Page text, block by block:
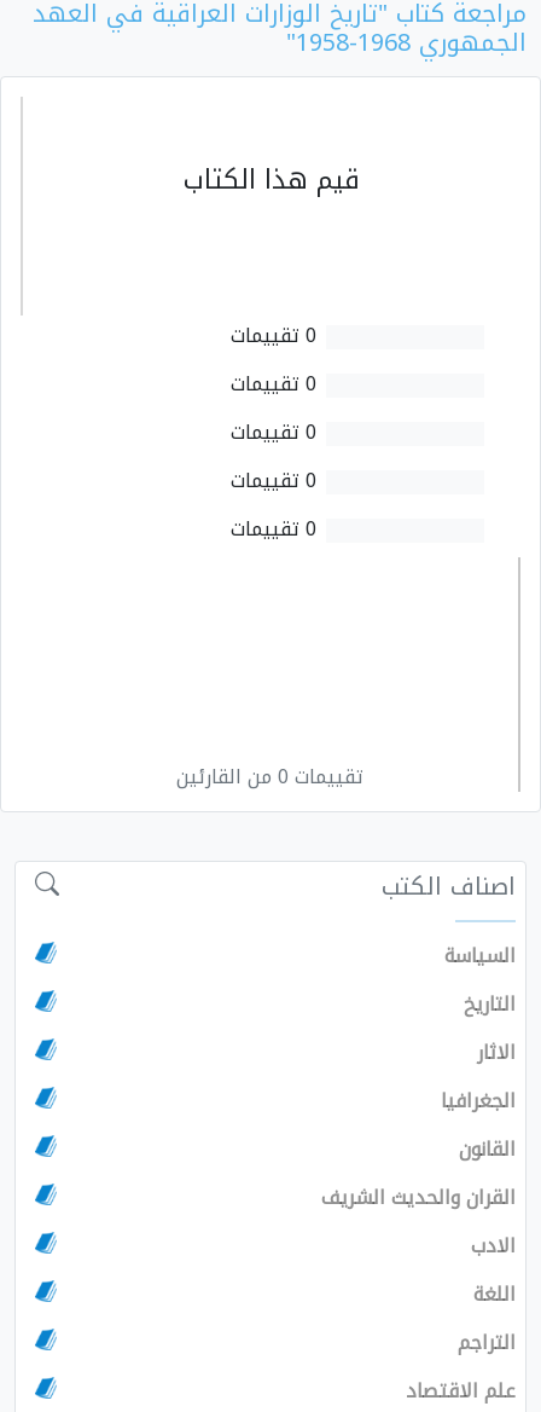
مراجعة كتاب "تاريخ الوزارات العراقية في العهد
الجمهوري 1968-1958"
قيم هذا الكتاب
0 تقييمات
0 تقييمات
0 تقييمات
0 تقييمات
0 تقييمات
تقييمات 0 من القارئين
اصناف الكتب
السياسة
التاريخ
الاثار
الجغرافيا
القانون
القران والحديث الشريف
الادب
اللغة
التراجم
علم الاقتصاد